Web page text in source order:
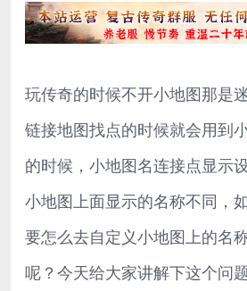
玩传奇的时候不开小地图那是
链接地图找点的时候就会用到
的时候，小地图名连接点显示
小地图上面显示的名称不同，
要怎么去自定义小地图上的名
呢？今天给大家讲解下这个问题